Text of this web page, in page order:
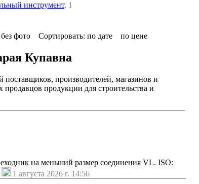
инструмент, 1
Сортировать: по дате по цене
Купавна
производителей, магазинов и
продукции для строительства и
на меньший размер соединения VL. ISO:
1 августа 2026 г. 14:56